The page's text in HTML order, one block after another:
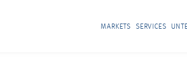
MARKETS SERVICES